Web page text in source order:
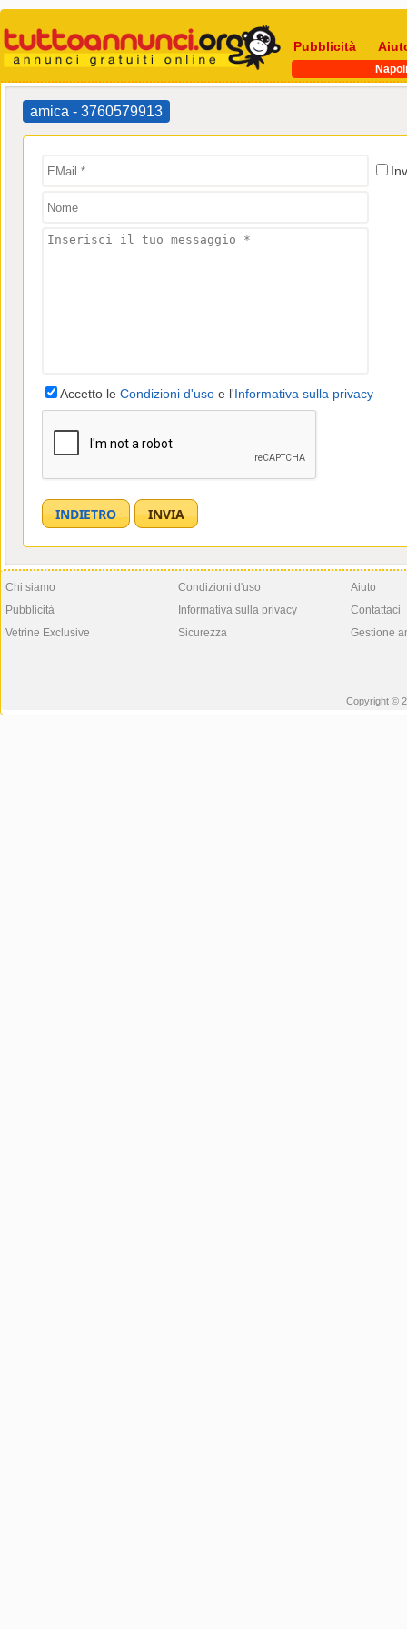
Pubblicità
Napoli
amica - 3760579913
Accetto le Condizioni d'uso e l'Informativa sulla privacy
Chi siamo
Pubblicità
Vetrine Exclusive
Condizioni d'uso
Informativa sulla privacy
Sicurezza
Aiuto
Contattaci
Gestione
Copyright ©